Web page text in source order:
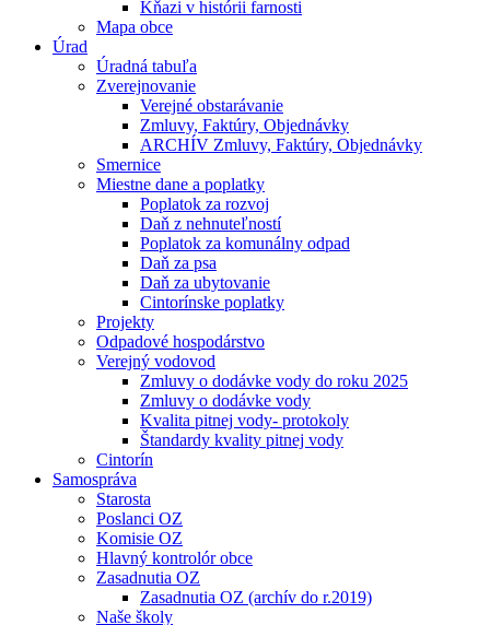
Kňazi v histórii farnosti
Mapa obce
Úrad
Úradná tabuľa
Zverejnovanie
Verejné obstarávanie
Zmluvy, Faktúry, Objednávky
ARCHÍV Zmluvy, Faktúry, Objednávky
Smernice
Miestne dane a poplatky
Poplatok za rozvoj
Daň z nehnuteľností
Poplatok za komunálny odpad
Daň za psa
Daň za ubytovanie
Cintorínske poplatky
Projekty
Odpadové hospodárstvo
Verejný vodovod
Zmluvy o dodávke vody do roku 2025
Zmluvy o dodávke vody
Kvalita pitnej vody- protokoly
Štandardy kvality pitnej vody
Cintorín
Samospráva
Starosta
Poslanci OZ
Komisie OZ
Hlavný kontrolór obce
Zasadnutia OZ
Zasadnutia OZ (archív do r.2019)
Naše školy